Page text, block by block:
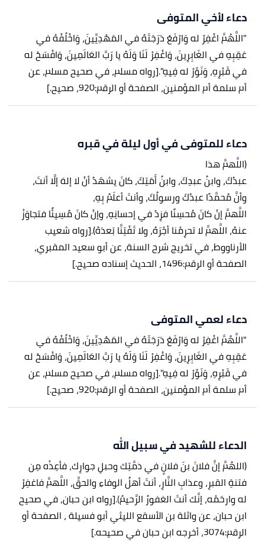
دعاء لأخي المتوفى
"اللَّهُمَّ اغْفِرْ له وَارْفَعْ دَرَجَتَهُ في المَهْدِيِّينَ، وَاخْلُفْهُ في
عَقِبِهِ في الغَابِرِينَ، وَاغْفِرْ لَنَا وَلَهُ يا رَبَّ العَالَمِينَ، وَافْسَحْ له
في قَبْرِهِ، وَنَوِّرْ له فِيهِ".[رواه مسلم، في صحيح مسلم، عن
أم سلمة أم المؤمنين، الصفحة أو الرقم:920، صحيح.]
دعاء للمتوفى في أول ليلة في قبره
(اللَّهمَّ هذا
عبدُكَ، وابنُ عبدِكَ، وابنُ أَمَتِكَ، كانَ يشهَدُ أنْ لا إلهَ إلَّا أنتَ،
وأنَّ مُحمَّدًا عبدُكَ ورسولُكَ، وأنتَ أعلَمُ بِهِ،
اللَّهمَّ إنْ كانَ مُحسِنًا فزِدْ في إحسانِهِ، وإنْ كانَ مُسِيئًا فتجاوَزْ
عنهُ، اللَّهمَّ لا تحرِمْنا أجْرَهُ، ولا تَفْتِنَّا بَعدَهُ).[رواه شعيب
الأرناووط، في تخريج شرح السنة، عن أبو سعيد المقبري،
الصفحة أو الرقم:1496، الحديث إسناده صحيح.]
دعاء لعمي المتوفى
"اللَّهُمَّ اغْفِرْ له وَارْفَعْ دَرَجَتَهُ في المَهْدِيِّينَ، وَاخْلُفْهُ في
عَقِبِهِ في الغَابِرِينَ، وَاغْفِرْ لَنَا وَلَهُ يا رَبَّ العَالَمِينَ، وَافْسَحْ له
في قَبْرِهِ، وَنَوِّرْ له فِيهِ".[رواه مسلم، في صحيح مسلم، عن
أم سلمة أم المؤمنين، الصفحة أو الرقم:920، صحيح.]
الدعاء للشهيد في سبيل الله
(اللهُمَّ إنَّ فلانَ بنَ فلانٍ في ذمَّتِك وحبلِ جوارِك، فأعِذْه مِن
فتنةِ القبرِ، وعذابِ النَّارِ، أنتَ أهلُ الوفاءِ والحقِّ، اللَّهمَّ فاغفِرْ
له وارحَمْه، إنَّك أنتَ الغفورُ الرَّحيمُ).[رواه ابن حبان، في صحيح
ابن حبان، عن واثلة بن الأسقع الليثي أبو فسيلة ، الصفحة أو
الرقم:3074، أخرجه ابن حبان في صحيحه.]